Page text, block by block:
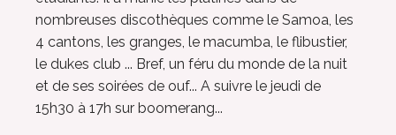
nombreuses discothèques comme le Samoa, les
4 cantons, les granges, le macumba, le flibustier,
le dukes club ... Bref, un féru du monde de la nuit
et de ses soirées de ouf... A suivre le jeudi de
15h30 à 17h sur boomerang...